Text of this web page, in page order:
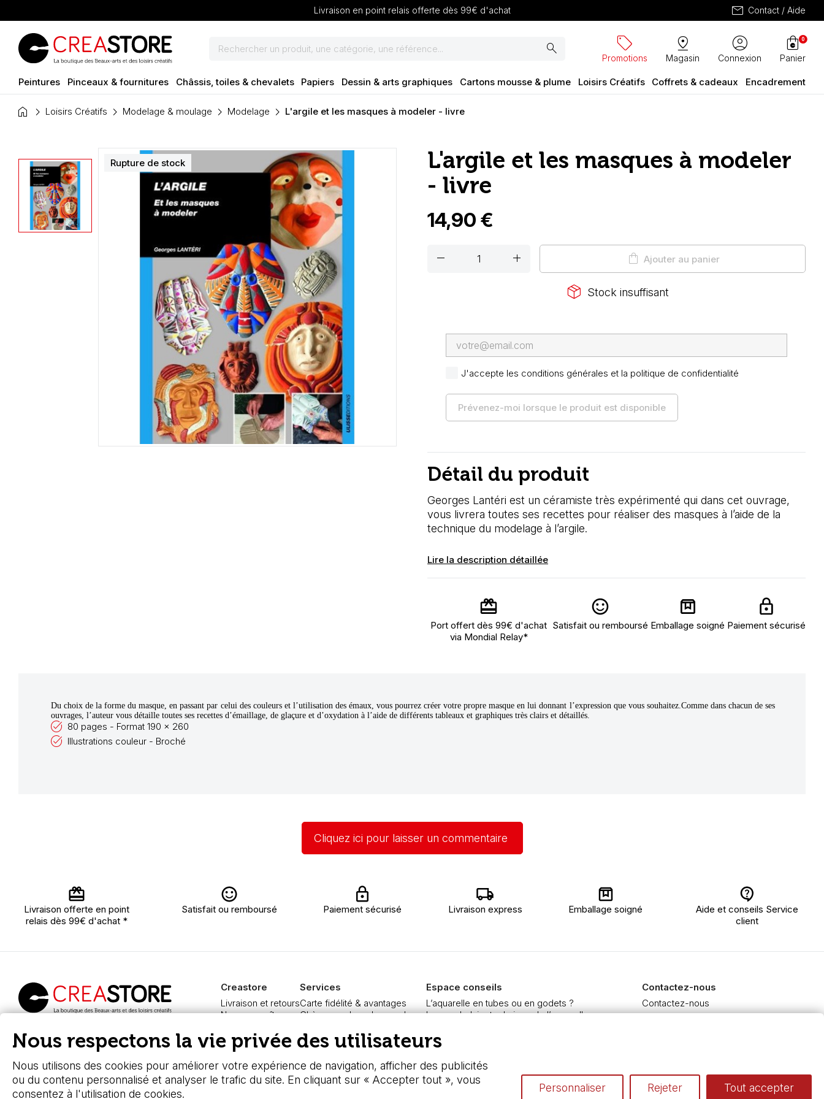
Livraison en point relais offerte dès 99€ d'achat mail Contact / Aide
search sell
Promotions
pin_drop
Magasin
account_circle
Connexion
shopping_bag
Panier
0
Peintures Pinceaux & fournitures Châssis, toiles & chevalets Papiers Dessin & arts graphiques Cartons mousse & plume Loisirs Créatifs Coffrets & cadeaux Encadrement
home Loisirs Créatifs Modelage & moulage Modelage L'argile et les masques à modeler - livre
Rupture de stock
L'argile et les masques à modeler
- livre
14,90 €
remove add shopping_bag Ajouter au panier
package_2 Stock insuffisant
J'accepte les conditions générales et la politique de confidentialité
Prévenez-moi lorsque le produit est disponible
Détail du produit
Georges Lantéri est un céramiste très expérimenté qui dans cet ouvrage,
vous livrera toutes ses recettes pour réaliser des masques à l’aide de la
technique du modelage à l’argile.
Lire la description détaillée
Port offert dès 99€ d'achat
via Mondial Relay*
Satisfait ou remboursé Emballage soigné Paiement sécurisé
Du choix de la forme du masque, en passant par celui des couleurs et l’utilisation des émaux, vous pourrez créer votre propre masque en lui donnant l’expression que vous souhaitez.Comme dans chacun de ses
ouvrages, l’auteur vous détaille toutes ses recettes d’émaillage, de glaçure et d’oxydation à l’aide de différents tableaux et graphiques très clairs et détaillés.
80 pages - Format 190 x 260
Illustrations couleur - Broché
Cliquez ici pour laisser un commentaire
Livraison offerte en point
relais dès 99€ d'achat *
Satisfait ou remboursé Paiement sécurisé Livraison express Emballage soigné
Aide et conseils Service
client
fournitures beaux-arts
Creastore
Livraison et retours
Nous connaître
FAQ
Boutique à Angers
Services
Carte fidélité & avantages
Chèque cadeau, bon cadeaux
Pass culture - mode d'emploi
Nos promotions en cours
Espace conseils
L’aquarelle en tubes ou en godets ?
Le vocabulaire technique de l’aquarelle
Préparer une toile pour peinture à l'huile et acrylique
Nettoyage et entretien des pinceaux
Contactez-nous
Contactez-nous
Nous respectons la vie privée des utilisateurs
Nous utilisons des cookies pour améliorer votre expérience de navigation, afficher des publicités
ou du contenu personnalisé et analyser le trafic du site. En cliquant sur « Accepter tout », vous
consentez à l'utilisation de cookies.
Personnaliser Rejeter Tout accepter